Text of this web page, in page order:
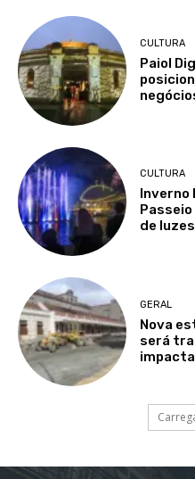
CULTURA
Paiol
CULTURA
Inverno
de
GERAL
Nova
será